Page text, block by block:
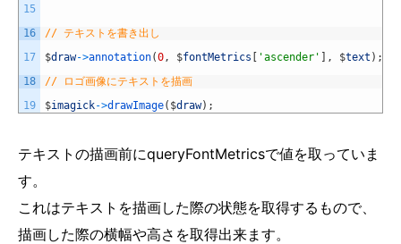
15
16
17
18
19
// テキストを書き出し
$draw->annotation(0 , $fontMetrics [ 'ascender' ] , $text ) ;
// ロゴ画像にテキストを描画
$imagick->drawImage( $draw) ;
テキストの描画前にqueryFontMetricsで値を取っていま
す。
これはテキストを描画した際の状態を取得するもので、
描画した際の横幅や高さを取得出来ます。